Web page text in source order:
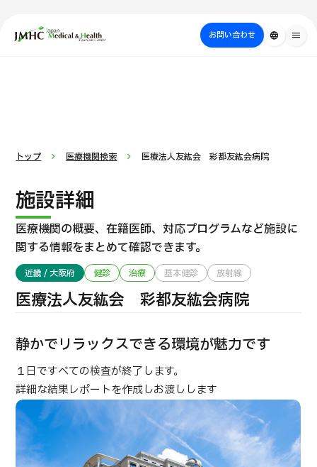
ジャパン・メディカル＆ヘルスツーリズムセンター（JMHC）
お問い合わせ language menu
国際セカンドオピニオンパッケージ （湘南鎌倉総合病院）
トップ 医療機関検索 医療法人友紘会 彩都友紘会病院
施設詳細
医療機関の概要、在籍医師、対応プログラムなど施設に
関する情報をまとめて確認できます。
近畿 / 大阪府 健診 治療 基本健診 放射線
医療法人友紘会 彩都友紘会病院
静かでリラックスできる環境が魅力です
１日ですべての検査が終了します。
詳細な結果レポートを作成しお渡しします